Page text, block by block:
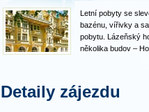
Letní pobyty se
bazénu, vířivky a
pobytu. Lázeňský
několika budov –
Detaily zájezdu